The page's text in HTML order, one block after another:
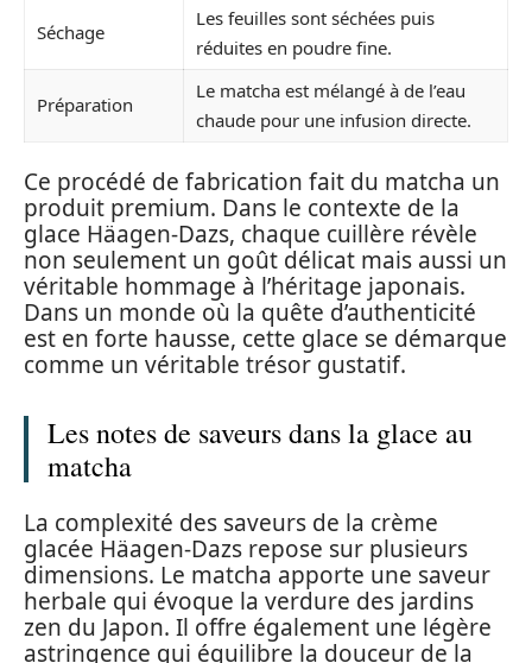
Séchage
Les feuilles sont séchées puis
réduites en poudre fine.
Préparation
Le matcha est mélangé à de l’eau
chaude pour une infusion directe.
Ce procédé de fabrication fait du matcha un
produit premium. Dans le contexte de la
glace Häagen-Dazs, chaque cuillère révèle
non seulement un goût délicat mais aussi un
véritable hommage à l’héritage japonais.
Dans un monde où la quête d’authenticité
est en forte hausse, cette glace se démarque
comme un véritable trésor gustatif.
Les notes de saveurs dans la glace au
matcha
La complexité des saveurs de la crème
glacée Häagen-Dazs repose sur plusieurs
dimensions. Le matcha apporte une saveur
herbale qui évoque la verdure des jardins
zen du Japon. Il offre également une légère
astringence qui équilibre la douceur de la